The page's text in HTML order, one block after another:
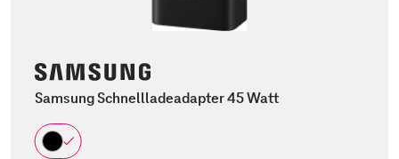
Samsung Schnellladeadapter 45 Watt